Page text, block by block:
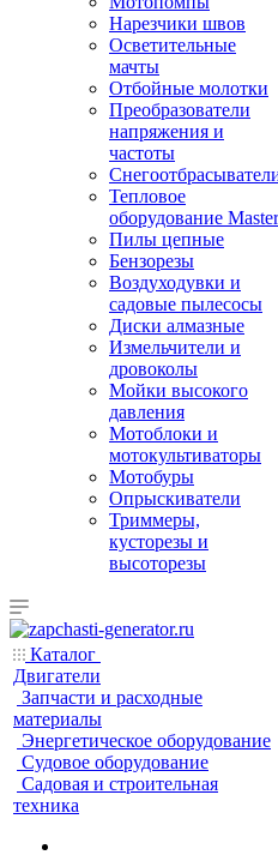
Нарезчики швов
Осветительные
мачты
Отбойные молотки
Преобразователи
напряжения и
частоты
Тепловое
оборудование Master
Пилы цепные
Бензорезы
Воздуходувки и
садовые пылесосы
Диски алмазные
Измельчители и
дровоколы
Мойки высокого
давления
Мотоблоки и
мотокультиваторы
Мотобуры
Опрыскиватели
Триммеры,
кусторезы и
высоторезы
Каталог
Двигатели
Запчасти и расходные
материалы
Энергетическое оборудование
Судовое оборудование
Садовая и строительная
техника